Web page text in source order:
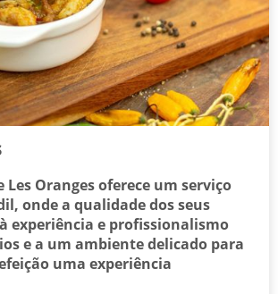
Les Oranges oferece um serviço
onde a qualidade dos seus
experiência e profissionalismo
e a um ambiente delicado para
uma experiência